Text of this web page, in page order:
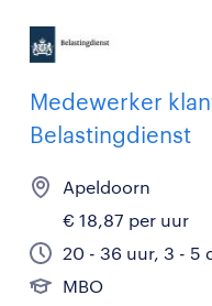
Medewerker
Belastingdienst
Apeldoorn
€ 18,87 per uur
20 - 36 uur, 3 - 5
MBO